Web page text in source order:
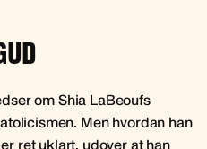
om Shia LaBeoufs
Men hvordan han